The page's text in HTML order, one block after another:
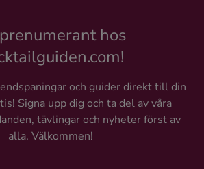
hos
och guider direkt till din
Signa upp dig och ta del av våra
tävlingar och nyheter först av
alla. Välkommen!